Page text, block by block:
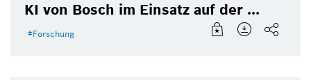
KI von Bosch im Einsatz auf der ...
Forschung